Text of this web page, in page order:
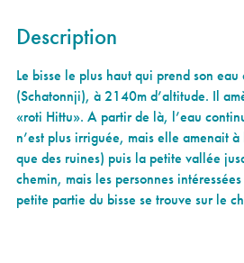
Description
Le bisse le plus haut qui prend son
(Schatonnji), à 2140m d’altitude. Il
«roti Hittu». A partir de là, l’eau
n’est plus irriguée, mais elle amenait
que des ruines) puis la petite vallée
chemin, mais les personnes
petite partie du bisse se trouve sur le